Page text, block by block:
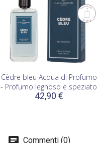
Cèdre bleu Acqua di Profumo
- Profumo legnoso e speziato
42,90 €
Commenti (0)